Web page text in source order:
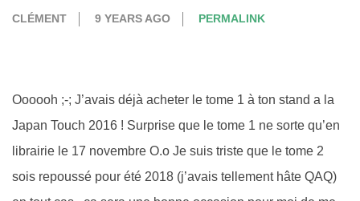
CLÉMENT 9 YEARS AGO PERMALINK
Oooooh ;-; J’avais déjà acheter le tome 1 à ton stand a la
Japan Touch 2016 ! Surprise que le tome 1 ne sorte qu’en
librairie le 17 novembre O.o Je suis triste que le tome 2
sois repoussé pour été 2018 (j’avais tellement hâte QAQ)